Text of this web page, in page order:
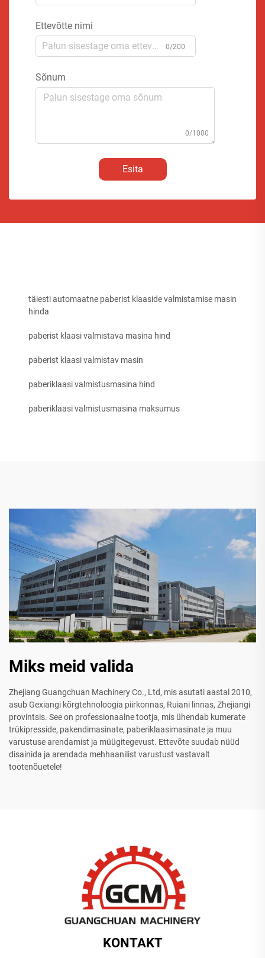
Ettevõtte nimi
0/200
Sõnum
0/1000
Esita
täiesti automaatne paberist klaaside valmistamise masin
hinda
paberist klaasi valmistava masina hind
paberist klaasi valmistav masin
paberiklaasi valmistusmasina hind
paberiklaasi valmistusmasina maksumus
Miks meid valida
Zhejiang Guangchuan Machinery Co., Ltd, mis asutati aastal 2010,
asub Gexiangi kõrgtehnoloogia piirkonnas, Ruiani linnas, Zhejiangi
provintsis. See on professionaalne tootja, mis ühendab kumerate
trükipresside, pakendimasinate, paberiklaasimasinate ja muu
varustuse arendamist ja müügitegevust. Ettevõte suudab nüüd
disainida ja arendada mehhaanilist varustust vastavalt
tootenõuetele!
KONTAKT